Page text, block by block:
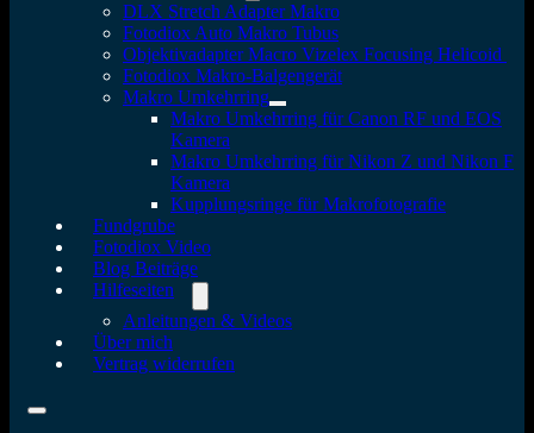
DLX Stretch Adapter Makro
Fotodiox Auto Makro Tubus
Objektivadapter Macro Vizelex Focusing Helicoid
Fotodiox Makro-Balgengerät
Makro Umkehrring
Makro Umkehrring für Canon RF und EOS
Kamera
Makro Umkehrring für Nikon Z und Nikon F
Kamera
Kupplungsringe für Makrofotografie
Fundgrube
Fotodiox Video
Blog Beiträge
Hilfeseiten
Anleitungen & Videos
Über mich
Vertrag widerrufen